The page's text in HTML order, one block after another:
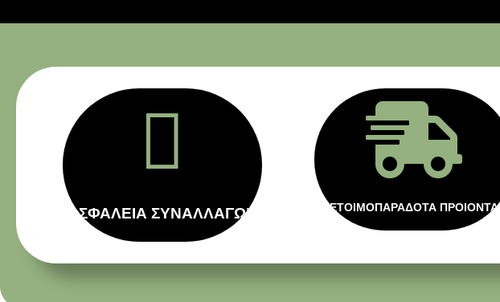

ΑΣΦΑΛΕΙΑ ΣΥΝΑΛΛΑΓΩΝ

ΕΤΟΙΜΟΠΑΡΑΔΟΤΑ ΠΡΟΙΟΝΤΑ